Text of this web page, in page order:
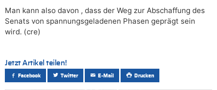
Man kann also davon , dass der Weg zur Abschaffung des
Senats von spannungsgeladenen Phasen geprägt sein
wird. (cre)
Jetzt Artikel teilen!
Facebook Twitter E-Mail Drucken